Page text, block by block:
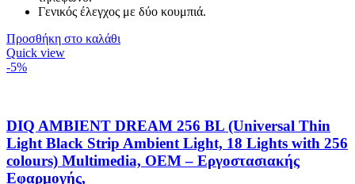
Γενικός έλεγχος με δύο κουμπιά.
Προσθήκη στο καλάθι
Quick view
-5%
DIQ AMBIENT DREAM 256 BL (Universal Thin
Light Black Strip Ambient Light, 18 Lights with 256
colours) Multimedia, OEM – Εργοστασιακής
Εφαρμογής,